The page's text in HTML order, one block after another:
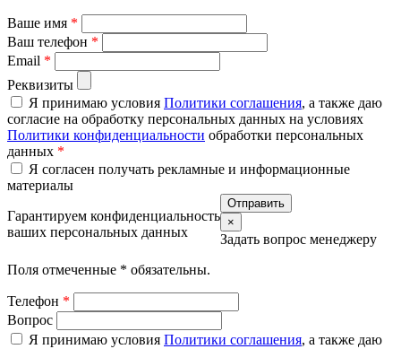
Ваше имя *
Ваш телефон *
Email *
Реквизиты
Я принимаю условия Политики соглашения, а также даю
согласие на обработку персональных данных на условиях
Политики конфиденциальности обработки персональных
данных *
Я согласен получать рекламные и информационные
материалы
Гарантируем конфиденциальность
ваших персональных данных
×
Задать вопрос менеджеру
Поля отмеченные * обязательны.
Телефон *
Вопрос
Я принимаю условия Политики соглашения, а также даю